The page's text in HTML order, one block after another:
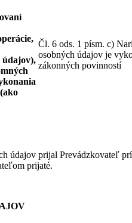
údajov),
Čl. 6 ods. 1 písm. c)
osobných údajov je
zákonných povinností
údajov prijal Prevádzkovateľ
prijaté.